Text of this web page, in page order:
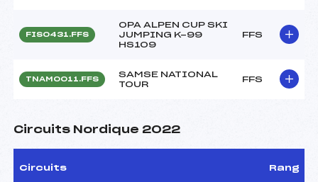
FIS0431.FFS
OPA ALPEN CUP SKI
JUMPING K-99
HS109
FFS
TNAM0011.FFS
SAMSE NATIONAL
TOUR
FFS
Circuits Nordique 2022
Circuits Rang